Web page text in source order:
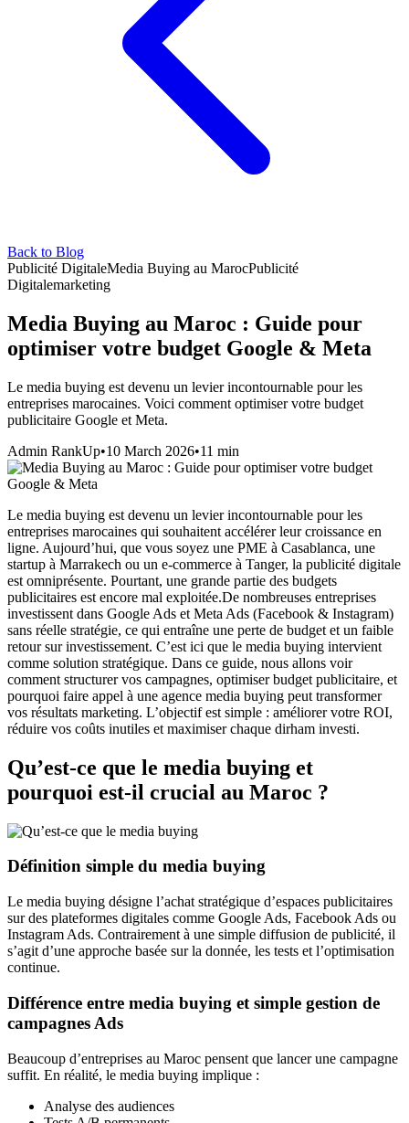
Back to Blog
Publicité DigitaleMedia Buying au MarocPublicité
Digitalemarketing
Media Buying au Maroc : Guide pour
optimiser votre budget Google & Meta
Le media buying est devenu un levier incontournable pour les
entreprises marocaines. Voici comment optimiser votre budget
publicitaire Google et Meta.
Admin RankUp•10 March 2026•11 min
Le media buying est devenu un levier incontournable pour les
entreprises marocaines qui souhaitent accélérer leur croissance en
ligne. Aujourd’hui, que vous soyez une PME à Casablanca, une
startup à Marrakech ou un e-commerce à Tanger, la publicité digitale
est omniprésente. Pourtant, une grande partie des budgets
publicitaires est encore mal exploitée.De nombreuses entreprises
investissent dans Google Ads et Meta Ads (Facebook & Instagram)
sans réelle stratégie, ce qui entraîne une perte de budget et un faible
retour sur investissement. C’est ici que le media buying intervient
comme solution stratégique. Dans ce guide, nous allons voir
comment structurer vos campagnes, optimiser budget publicitaire, et
pourquoi faire appel à une agence media buying peut transformer
vos résultats marketing. L’objectif est simple : améliorer votre ROI,
réduire vos coûts inutiles et maximiser chaque dirham investi.
Qu’est-ce que le media buying et
pourquoi est-il crucial au Maroc ?
Définition simple du media buying
Le media buying désigne l’achat stratégique d’espaces publicitaires
sur des plateformes digitales comme Google Ads, Facebook Ads ou
Instagram Ads. Contrairement à une simple diffusion de publicité, il
s’agit d’une approche basée sur la donnée, les tests et l’optimisation
continue.
Différence entre media buying et simple gestion de
campagnes Ads
Beaucoup d’entreprises au Maroc pensent que lancer une campagne
suffit. En réalité, le media buying implique :
Analyse des audiences